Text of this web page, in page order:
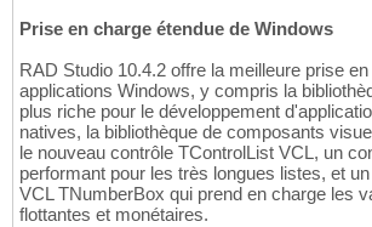
Prise en charge étendue de Windows
RAD Studio 10.4.2 offre la meilleure prise
applications Windows, y compris la
plus riche pour le développement
natives, la bibliothèque de composants
le nouveau contrôle TControlList VCL, un
performant pour les très longues listes, et
VCL TNumberBox qui prend en charge les
flottantes et monétaires.